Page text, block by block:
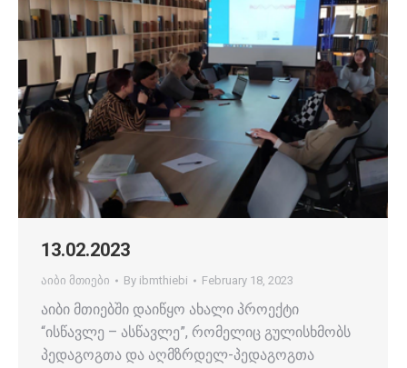
13.02.2023
აიბი მთიები By ibmthiebi February 18, 2023
აიბი მთიებში დაიწყო ახალი პროექტი
“ისწავლე – ასწავლე”, რომელიც გულისხმობს
პედაგოგთა და აღმზრდელ-პედაგოგთა